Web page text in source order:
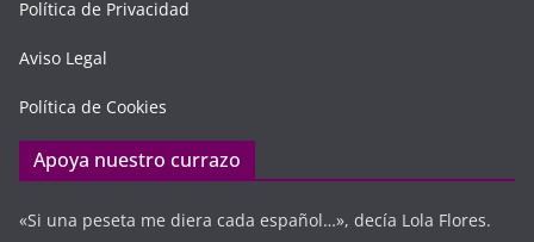
Política de Privacidad
Aviso Legal
Política de Cookies
Apoya nuestro currazo
«Si una peseta me diera cada español…», decía Lola Flores.